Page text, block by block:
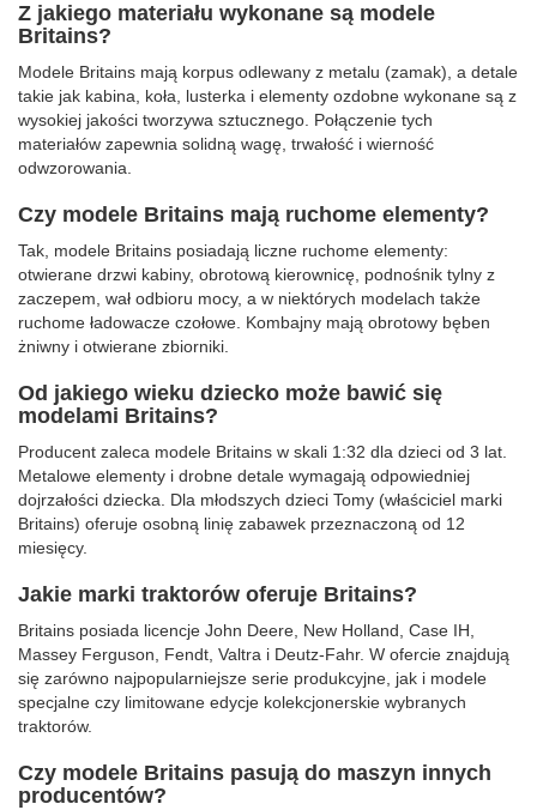
Z jakiego materiału wykonane są modele
Britains?
Modele Britains mają korpus odlewany z metalu (zamak), a detale
takie jak kabina, koła, lusterka i elementy ozdobne wykonane są z
wysokiej jakości tworzywa sztucznego. Połączenie tych
materiałów zapewnia solidną wagę, trwałość i wierność
odwzorowania.
Czy modele Britains mają ruchome elementy?
Tak, modele Britains posiadają liczne ruchome elementy:
otwierane drzwi kabiny, obrotową kierownicę, podnośnik tylny z
zaczepem, wał odbioru mocy, a w niektórych modelach także
ruchome ładowacze czołowe. Kombajny mają obrotowy bęben
żniwny i otwierane zbiorniki.
Od jakiego wieku dziecko może bawić się
modelami Britains?
Producent zaleca modele Britains w skali 1:32 dla dzieci od 3 lat.
Metalowe elementy i drobne detale wymagają odpowiedniej
dojrzałości dziecka. Dla młodszych dzieci Tomy (właściciel marki
Britains) oferuje osobną linię zabawek przeznaczoną od 12
miesięcy.
Jakie marki traktorów oferuje Britains?
Britains posiada licencje John Deere, New Holland, Case IH,
Massey Ferguson, Fendt, Valtra i Deutz-Fahr. W ofercie znajdują
się zarówno najpopularniejsze serie produkcyjne, jak i modele
specjalne czy limitowane edycje kolekcjonerskie wybranych
traktorów.
Czy modele Britains pasują do maszyn innych
producentów?